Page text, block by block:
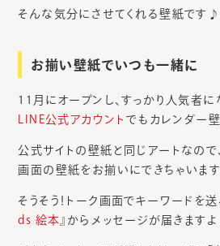
そんな気分にさせてくれる壁紙です♪
お揃い壁紙でいつも一緒に
11月にオープンし、すっかり人気者に
LINE公式アカウント でもカレンダー壁
公式サイトの壁紙と同じアートなので
画面の壁紙をお揃いにできちゃいます
そうそう！トーク画面でキーワードを送
ds 絵本 』からメッセージが届きます